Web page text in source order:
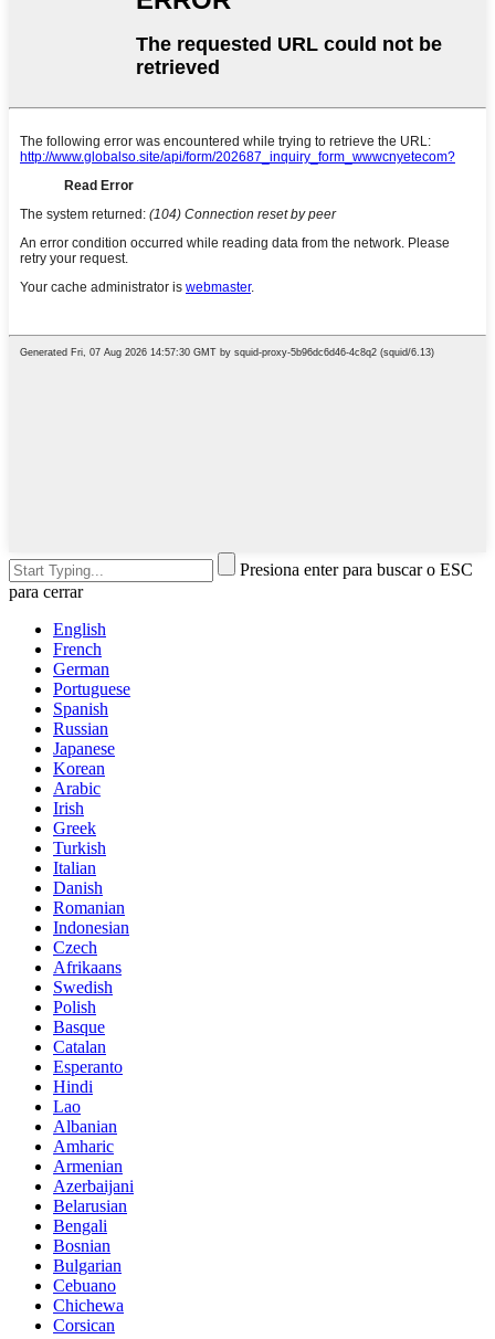
Presiona enter para buscar o ESC
para cerrar
English
French
German
Portuguese
Spanish
Russian
Japanese
Korean
Arabic
Irish
Greek
Turkish
Italian
Danish
Romanian
Indonesian
Czech
Afrikaans
Swedish
Polish
Basque
Catalan
Esperanto
Hindi
Lao
Albanian
Amharic
Armenian
Azerbaijani
Belarusian
Bengali
Bosnian
Bulgarian
Cebuano
Chichewa
Corsican